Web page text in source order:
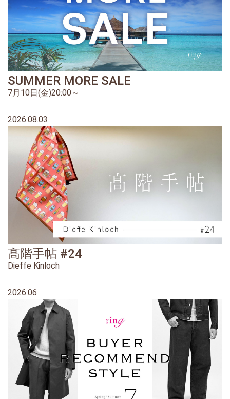
SUMMER MORE SALE
7月10日(金)20:00～
2026.08.03
髙階手帖 #24
Dieffe Kinloch
2026.06